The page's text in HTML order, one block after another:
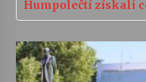
Humpolečtí získali